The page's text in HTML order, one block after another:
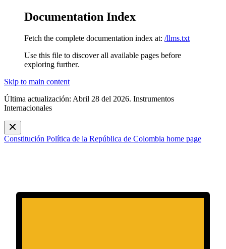
Documentation Index
Fetch the complete documentation index at: /llms.txt
Use this file to discover all available pages before
exploring further.
Skip to main content
Última actualización: Abril 28 del 2026. Instrumentos
Internacionales
Constitución Política de la República de Colombia home page